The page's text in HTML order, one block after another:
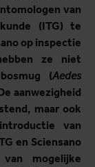
van
(ITG) te
op inspectie
ze niet
(Aedes
aanwezigheid
maar ook
van
en Sciensano
mogelijke